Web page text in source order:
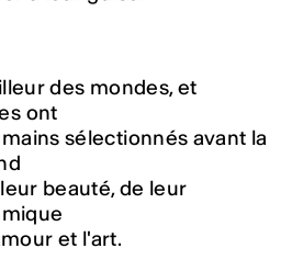
des mondes, et
ont
sélectionnés avant la
beauté, de leur
et l'art.